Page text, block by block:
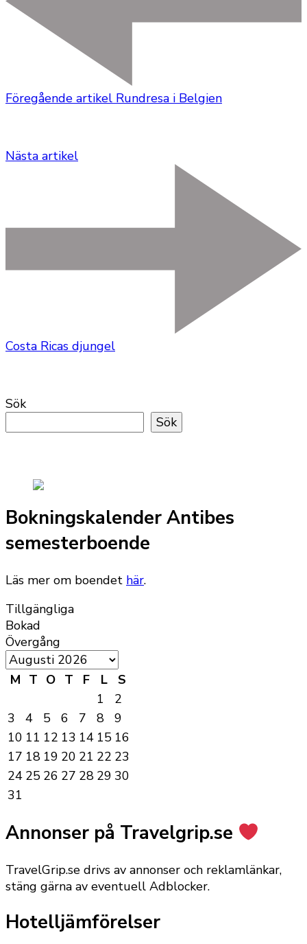
Föregående artikel Rundresa i Belgien
Nästa artikel
Costa Ricas djungel
Sök
Sök
Bokningskalender Antibes
semesterboende
Läs mer om boendet här.
Tillgängliga
Bokad
Övergång
M T O T F L
S
1
2
3
4 5 6 7 8
9
10 11 12 13 14 15 16
17 18 19 20 21 22 23
24 25 26 27 28 29 30
31
Annonser på Travelgrip.se
TravelGrip.se drivs av annonser och reklamlänkar,
stäng gärna av eventuell Adblocker.
Hotelljämförelser